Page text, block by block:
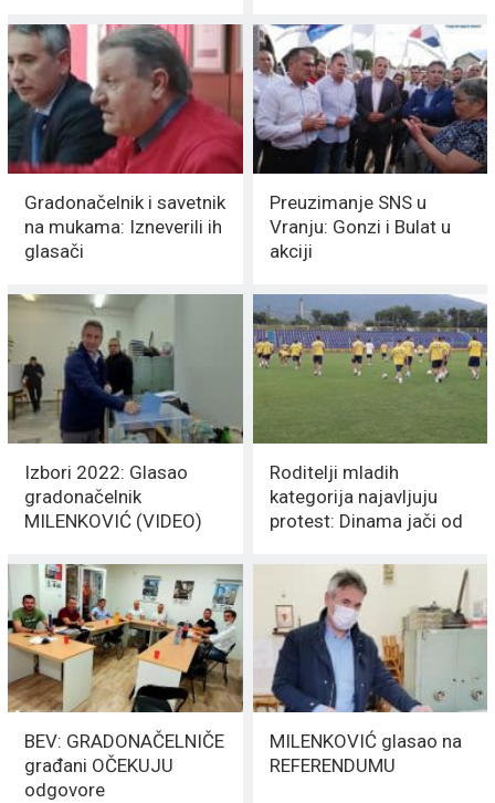
Gradonačelnik i savetnik
na mukama: Izneverili ih
glasači
Preuzimanje SNS u
Vranju: Gonzi i Bulat u
akciji
Izbori 2022: Glasao
gradonačelnik
MILENKOVIĆ (VIDEO)
Roditelji mladih
kategorija najavljuju
protest: Dinama jači od
BEV: GRADONAČELNIČE
građani OČEKUJU
odgovore
MILENKOVIĆ glasao na
REFERENDUMU